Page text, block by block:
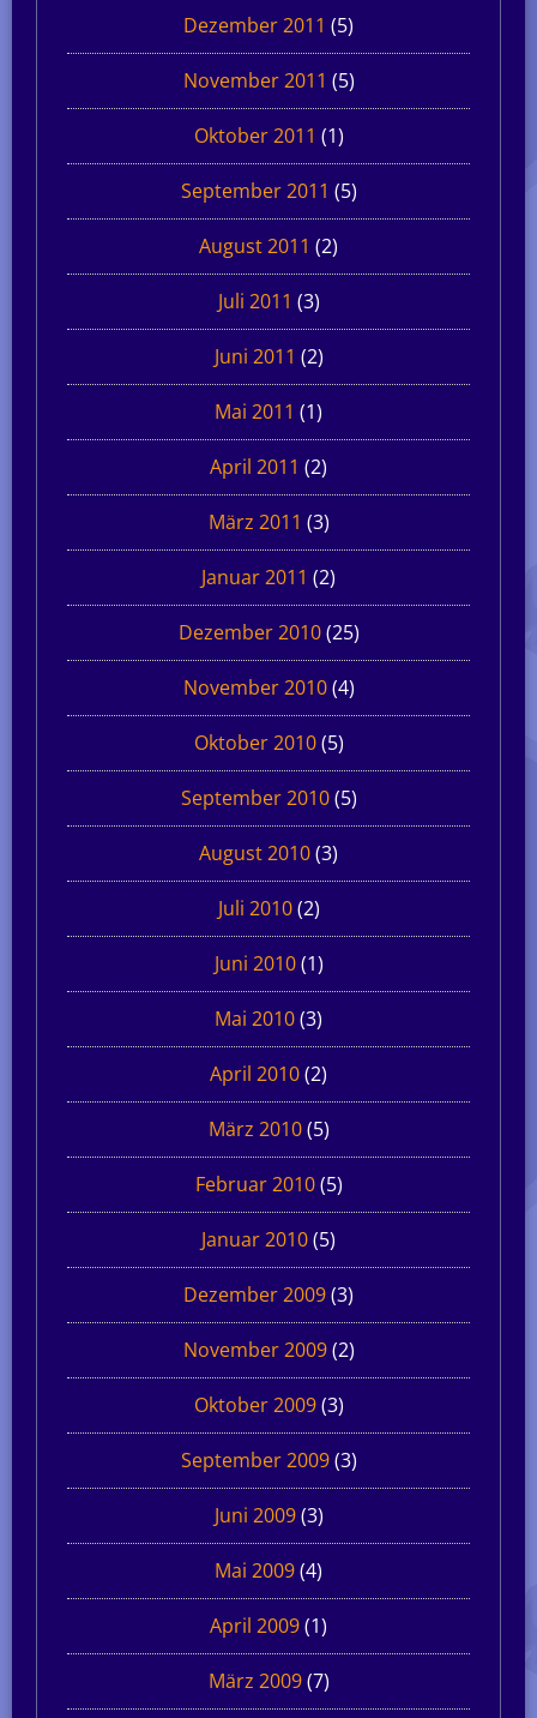
Dezember 2011 (5)
November 2011 (5)
Oktober 2011 (1)
September 2011 (5)
August 2011 (2)
Juli 2011 (3)
Juni 2011 (2)
Mai 2011 (1)
April 2011 (2)
März 2011 (3)
Januar 2011 (2)
Dezember 2010(25)
November 2010(4)
Oktober 2010(5)
September 2010(5)
August 2010(3)
Juli 2010(2)
Juni 2010(1)
Mai 2010(3)
April 2010(2)
März 2010(5)
Februar 2010(5)
Januar 2010(5)
Dezember 2009(3)
November 2009(2)
Oktober 2009(3)
September 2009(3)
Juni 2009(3)
Mai 2009(4)
April 2009(1)
März 2009(7)